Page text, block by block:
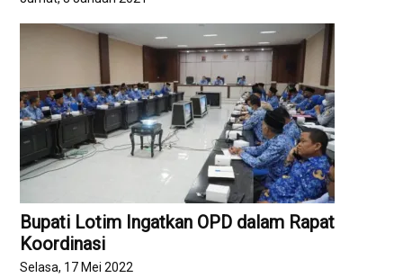
Bupati Lotim Ingatkan OPD dalam Rapat
Koordinasi
Selasa, 17 Mei 2022